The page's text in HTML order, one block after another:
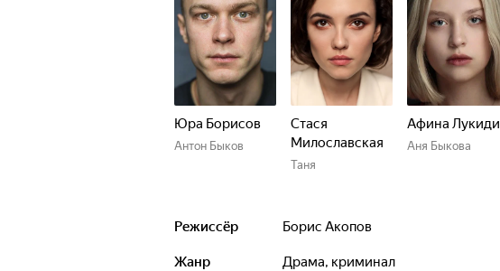
Юра Борисов
Антон Быков
Стася
Милославская
Таня
Афина Лукиди
Аня Быкова
Режиссёр Борис Акопов
Жанр драма, криминал